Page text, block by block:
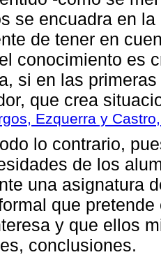
se encuadra en
de tener en
conocimiento es
si en las
que crea
Ezquerra y
lo contrario,
de los
una asignatura
que
y que ellos
conclusiones.